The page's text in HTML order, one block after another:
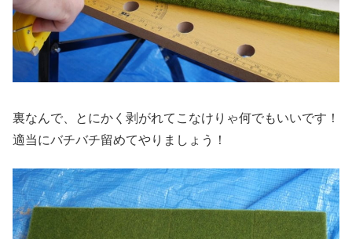
裏なんで、とにかく剥がれてこなけりゃ何でもいいです！
適当にバチバチ留めてやりましょう！